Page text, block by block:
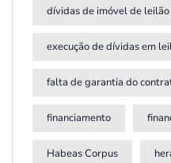
dívidas de imóvel de leilão
execução de dívidas em
falta de garantia do
financiamento
Habeas Corpus